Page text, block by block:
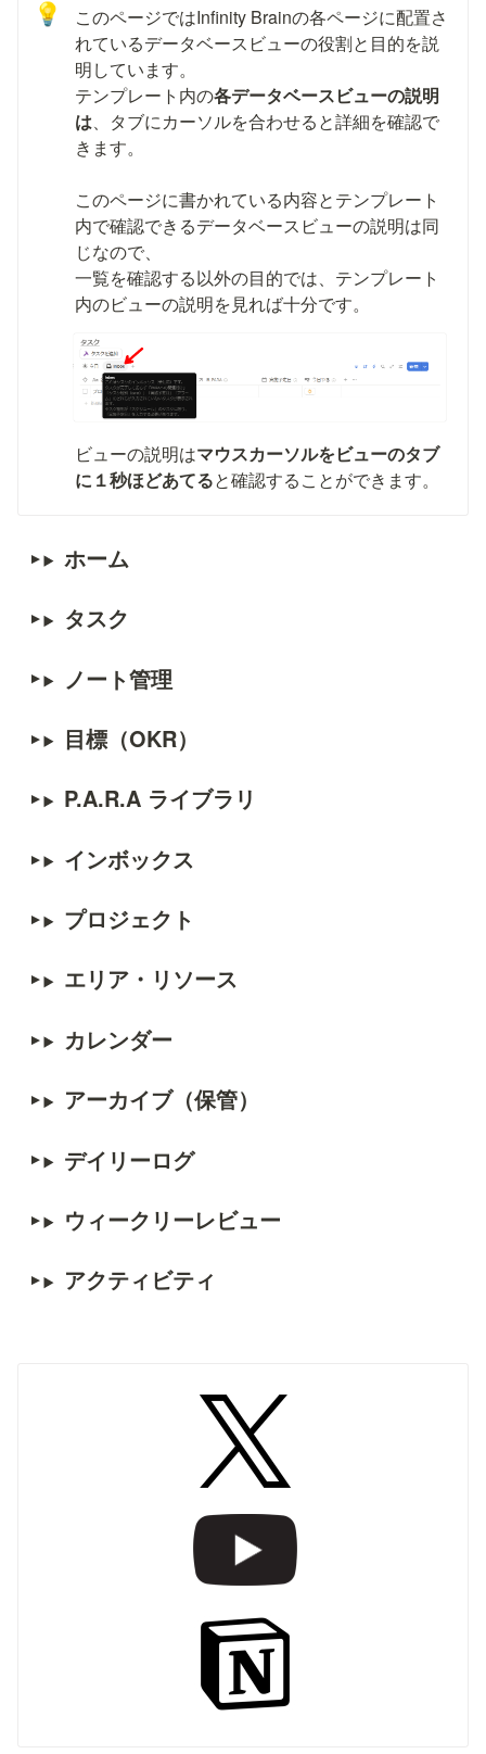
💡
このページではInfinity Brainの各ページに配置さ
れているデータベースビューの役割と目的を説
明しています。
テンプレート内の各データベースビューの説明
は、タブにカーソルを合わせると詳細を確認で
きます。
このページに書かれている内容とテンプレート
内で確認できるデータベースビューの説明は同
じなので、
一覧を確認する以外の目的では、テンプレート
内のビューの説明を見れば十分です。
ビューの説明はマウスカーソルをビューのタブ
に１秒ほどあてると確認することができます。
ホーム
タスク
ノート管理
目標（OKR）
P.A.R.A ライブラリ
インボックス
プロジェクト
エリア・リソース
カレンダー
アーカイブ（保管）
デイリーログ
ウィークリーレビュー
アクティビティ